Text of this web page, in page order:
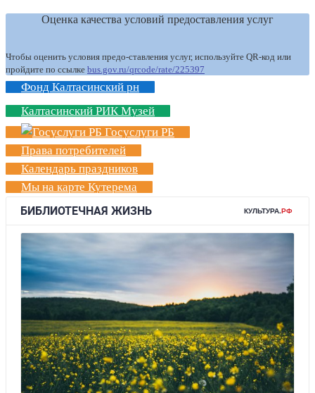
Оценка качества условий предоставления услуг
Чтобы оценить условия предо-ставления услуг, используйте QR-код или
пройдите по ссылке bus.gov.ru/qrcode/rate/225397
Фонд Калтасинский рн
Калтасинский РИК Музей
Госуслуги РБ
Права потребителей
Календарь праздников
Мы на карте Кутерема